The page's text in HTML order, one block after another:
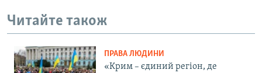
Читайте також
ПРАВА ЛЮДИНИ
«Крим – єдиний регіон, де